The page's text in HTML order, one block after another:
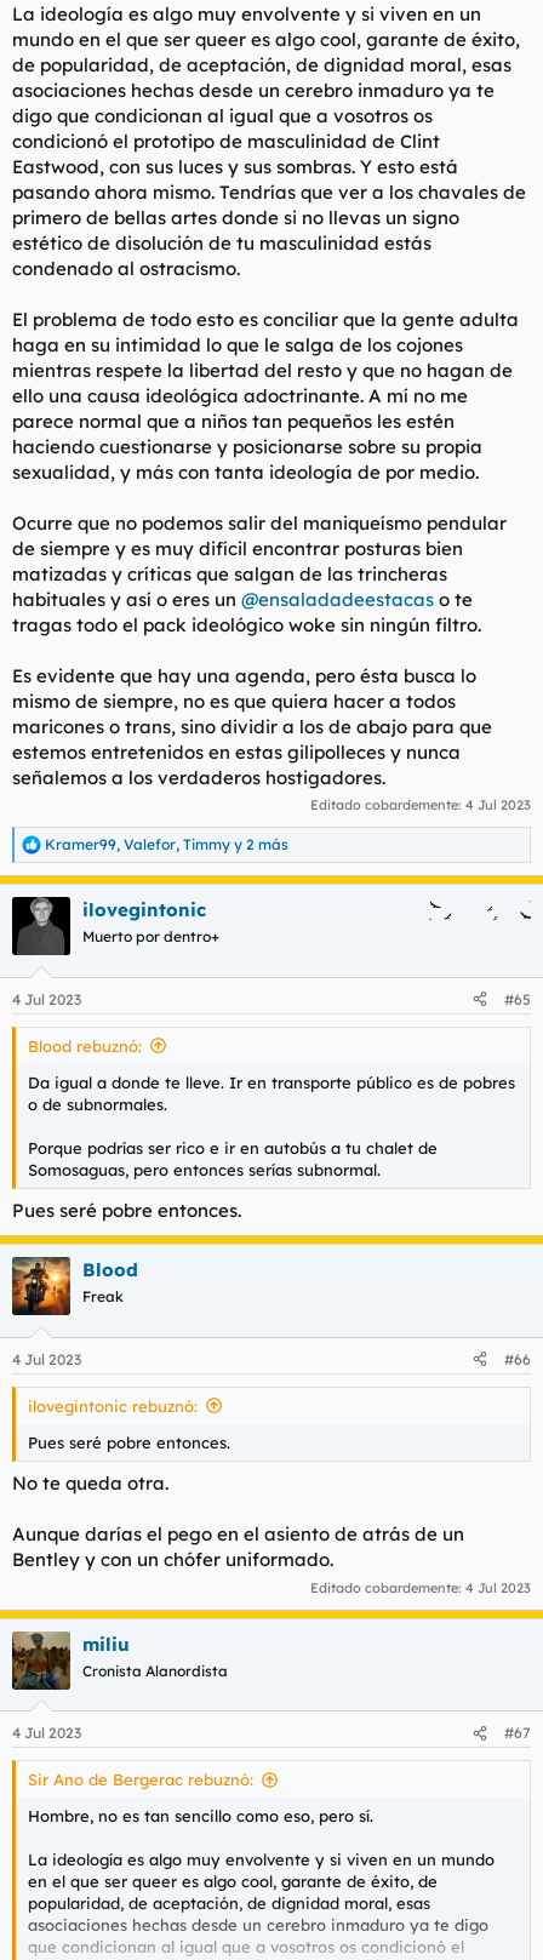
La ideología es algo muy envolvente y si viven en un
mundo en el que ser queer es algo cool, garante de éxito,
de popularidad, de aceptación, de dignidad moral, esas
asociaciones hechas desde un cerebro inmaduro ya te
digo que condicionan al igual que a vosotros os
condicionó el prototipo de masculinidad de Clint
Eastwood, con sus luces y sus sombras. Y esto está
pasando ahora mismo. Tendrías que ver a los chavales de
primero de bellas artes donde si no llevas un signo
estético de disolución de tu masculinidad estás
condenado al ostracismo.
El problema de todo esto es conciliar que la gente adulta
haga en su intimidad lo que le salga de los cojones
mientras respete la libertad del resto y que no hagan de
ello una causa ideológica adoctrinante. A mí no me
parece normal que a niños tan pequeños les estén
haciendo cuestionarse y posicionarse sobre su propia
sexualidad, y más con tanta ideología de por medio.
Ocurre que no podemos salir del maniqueísmo pendular
de siempre y es muy difícil encontrar posturas bien
matizadas y críticas que salgan de las trincheras
habituales y así o eres un @ensaladadeestacas o te
tragas todo el pack ideológico woke sin ningún filtro.
Es evidente que hay una agenda, pero ésta busca lo
mismo de siempre, no es que quiera hacer a todos
maricones o trans, sino dividir a los de abajo para que
estemos entretenidos en estas gilipolleces y nunca
señalemos a los verdaderos hostigadores.
Editado cobardemente: 4 Jul 2023
R
e
a
c
e
s
Kramer99, Valefor, Timmy y 2 más
ilovegintonic
Muerto por dentro+
4 Jul 2023 #65
Blood rebuznó:
Da igual a donde te lleve. Ir en transporte público es de pobres
o de subnormales.
Porque podrías ser rico e ir en autobús a tu chalet de
Somosaguas, pero entonces serías subnormal.
Pues seré pobre entonces.
Blood
Freak
4 Jul 2023 #66
ilovegintonic rebuznó:
Pues seré pobre entonces.
No te queda otra.
Aunque darías el pego en el asiento de atrás de un
Bentley y con un chófer uniformado.
Editado cobardemente: 4 Jul 2023
miliu
Cronista Alanordista
4 Jul 2023 #67
Sir Ano de Bergerac rebuznó:
Hombre, no es tan sencillo como eso, pero sí.
La ideología es algo muy envolvente y si viven en un mundo
en el que ser queer es algo cool, garante de éxito, de
popularidad, de aceptación, de dignidad moral, esas
asociaciones hechas desde un cerebro inmaduro ya te digo
que condicionan al igual que a vosotros os condicionó el